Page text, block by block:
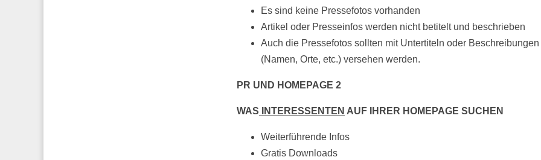
Es sind keine Pressefotos vorhanden
Artikel oder Presseinfos werden nicht betitelt und beschrieben
Auch die Pressefotos sollten mit Untertiteln oder Beschreibungen
(Namen, Orte, etc.) versehen werden.
PR UND HOMEPAGE 2
WAS INTERESSENTEN AUF IHRER HOMEPAGE SUCHEN
Weiterführende Infos
Gratis Downloads